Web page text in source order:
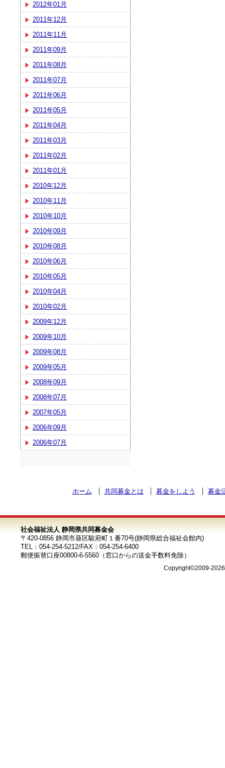
2012年01月
2011年12月
2011年11月
2011年09月
2011年08月
2011年07月
2011年06月
2011年05月
2011年04月
2011年03月
2011年02月
2011年01月
2010年12月
2010年11月
2010年10月
2010年09月
2010年08月
2010年06月
2010年05月
2010年04月
2010年02月
2009年12月
2009年10月
2009年08月
2009年05月
2008年09月
2008年07月
2007年05月
2006年09月
2006年07月
ホーム 共同募金とは 募金をしよう 募金
社会福祉法人 静岡県共同募金会
〒420-0856 静岡市葵区駿府町１番70号(静岡県総合福祉会館内)
TEL：054-254-5212/FAX：054-254-6400
郵便振替口座00800-6-5560（窓口からの送金手数料免除）
Copyright©2009-